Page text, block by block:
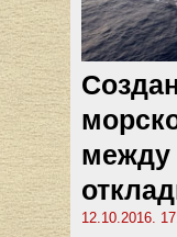
12.10.2016.